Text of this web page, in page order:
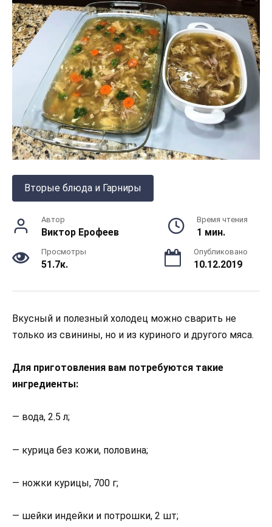
Вторые блюда и Гарниры
Автор
Виктор Ерофеев
Время чтения
1 мин.
Просмотры
51.7к.
Опубликовано
10.12.2019
Вкусный и полезный холодец можно сварить не
только из свинины, но и из куриного и другого мяса.
Для приготовления вам потребуются такие
ингредиенты:
— вода, 2.5 л;
— курица без кожи, половина;
— ножки курицы, 700 г;
— шейки индейки и потрошки, 2 шт;